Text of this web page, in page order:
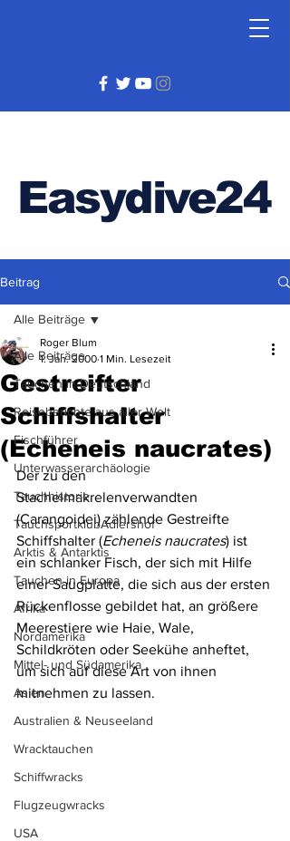
Easydive24
Beitrag
Alle Beiträge
Tauchen in Deutschland
Reiseberichte aus aller Welt
Fischführer
Unterwasserarchäologie
Tauchhistorie
TauchsportklubAdlershof
Arktis & Antarktis
Tauchen in Europa
Afrika
Nordamerika
Mittel- und Südamerika
Asien
Australien & Neuseeland
Wracktauchen
Schiffwracks
Flugzeugwracks
USA
Alle Beiträge
Gestreifter
Schiffshalter
(Echeneis naucrates)
Roger Blum
1. Jan. 2000 1 Min. Lesezeit
Der zu den
Stachelmakrelenverwandten
(Carangoidei) zählende Gestreifte
Schiffshalter (Echeneis naucrates) ist
ein schlanker Fisch, der sich mit Hilfe
einer Saugplatte, die sich aus der ersten
Rückenflosse gebildet hat, an größere
Meerestiere wie Haie, Wale,
Schildkröten oder Seekühe anheftet,
um sich auf diese Art von ihnen
mitnehmen zu lassen.